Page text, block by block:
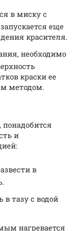
в миску с
еще
красителя.
необходимо
краски ее
методом.
и
в
тазу с водой
нагревается